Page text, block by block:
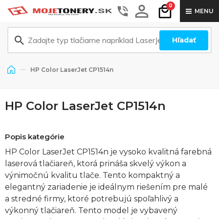
0
MENU
Hľadať
HP Color LaserJet CP1514n
HP Color LaserJet CP1514n
Popis kategórie
HP Color LaserJet CP1514n je vysoko kvalitná farebná
laserová tlačiareň, ktorá prináša skvelý výkon a
výnimočnú kvalitu tlače. Tento kompaktný a
elegantný zariadenie je ideálnym riešením pre malé
a stredné firmy, ktoré potrebujú spoľahlivý a
výkonný tlačiareň. Tento model je vybavený